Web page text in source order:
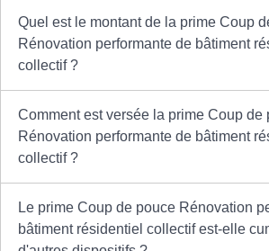
Quel est le montant de la prime Coup
Rénovation performante de bâtiment
collectif ?
Comment est versée la prime Coup de
Rénovation performante de bâtiment
collectif ?
Le prime Coup de pouce Rénovation
bâtiment résidentiel collectif est-elle